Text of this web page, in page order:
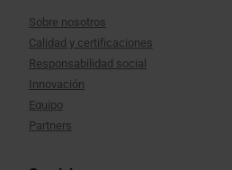
Sobre nosotros
Calidad y certificaciones
Responsabilidad social
Innovación
Equipo
Partners